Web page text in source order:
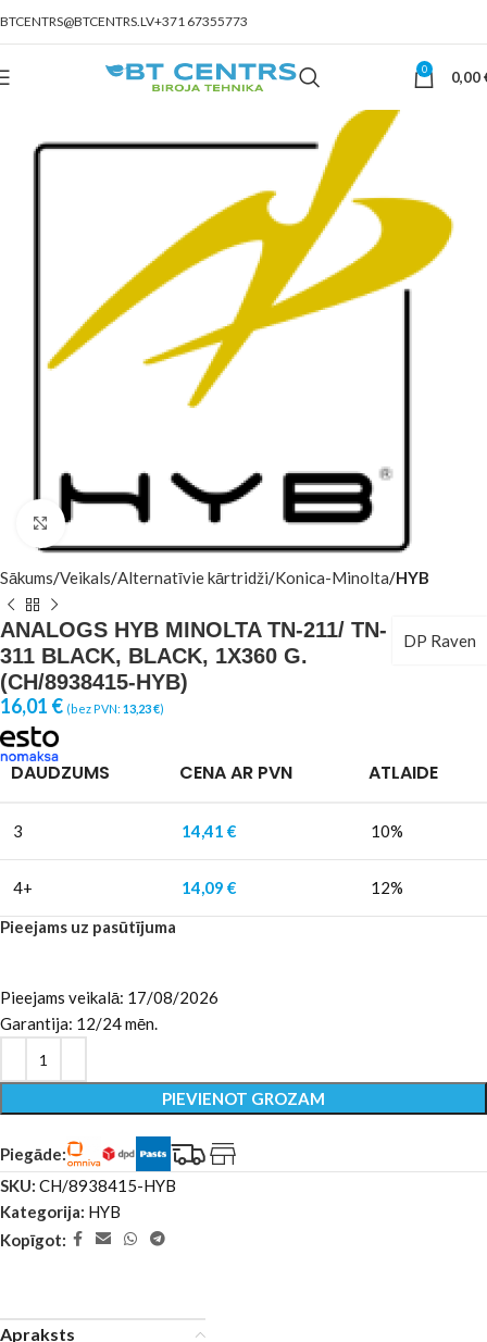
BTCENTRS@BTCENTRS.LV+371 67355773
0 0,00
Click to enlarge
Sākums Veikals Alternatīvie kārtridži Konica-Minolta HYB
ANALOGS HYB MINOLTA TN-211/ TN-
311 BLACK, BLACK, 1X360 G.
(CH/8938415-HYB)
DP Raven
16,01 € (bez PVN: 13,23€)
DAUDZUMS CENA AR PVN ATLAIDE
3 14,41 € 10%
4+ 14,09 €
12%
Pieejams uz pasūtījuma
Pieejams veikalā: 17/08/2026
Garantija: 12/24 mēn.
PIEVIENOT GROZAM
Piegāde:
SKU: CH/8938415-HYB
Kategorija: HYB
Kopīgot:
Apraksts